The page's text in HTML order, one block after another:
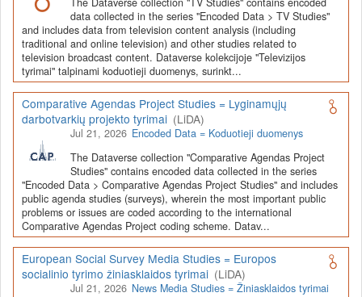
visi ištekliai prieinami, nes 2020-2029 m. vykdomas perkėlimo iš
senosios infrastruktūros projektas). LiDA kuruoja įvairių tipų
išteklius ir jie publikuojami atskiruose kataloguose pagal tipą:
Apklausų duomenys ,Interviu duomenys,Agreguotieji duomenys
(įskaitant Istorinę statistiką),Tekstiniai duomenys
duomenys(įskaitant Žiniasklaidos tyrimus). Taip pat LiDA
talpinami didelių nacionalinių projektų duomenys (Didelių projektų
duomenys) ir Lietuvos aukštojo mokslo ir studijų bei Lietuvos
valstybės institucijų deponuoti socialinių ir humanitarinių mokslų
duomenų rinkiniai (Kitų institucijų duomenys). Norintiemsišmokti
šia talpykla, surasti ir parsisiųsti duomenis, siūlome
susipažinti suLiDA Dataverse talpyklos naudotojo vadovu.
Depozitoriai, kurie norėtų deponuoti savo duomenis į LiDA
Dataverse talpyklą, turėtų susipažinti su informacija
puslapyje.
data collected in the series "Encoded Data > TV Studies"
and includes data from television content analysis (including
traditional and online television) and other studies related to
television broadcast content. Dataverse kolekcijoje "Televizijos
tyrimai" talpinami koduotieji duomenys, surinkt...
Comparative Agendas Project Studies = Lyginamųjų
darbotvarkių projekto tyrimai (LiDA)
Jul 21, 2026 Encoded Data = Koduotieji duomenys
The Dataverse collection "Comparative Agendas Project
Studies" contains encoded data collected in the series
"Encoded Data > Comparative Agendas Project Studies" and includes
public agenda studies (surveys), wherein the most important public
problems or issues are coded according to the international
Comparative Agendas Project coding scheme. Datav...
European Social Survey Media Studies = Europos
socialinio tyrimo žiniasklaidos tyrimai (LiDA)
Jul 21, 2026 News Media Studies = Žiniasklaidos tyrimai